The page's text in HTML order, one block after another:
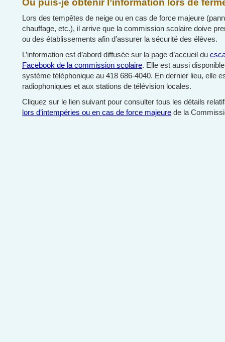
Où puis-je obtenir l’information lors de
Lors des tempêtes de neige ou en cas de force majeure
chauffage, etc.), il arrive que la commission scolaire doive
ou des établissements afin d’assurer la sécurité des élèves.
L’information est d’abord diffusée sur la page d’accueil du
Facebook de la commission scolaire. Elle est aussi
système téléphonique au 418 686-4040. En dernier lieu, elle
radiophoniques et aux stations de télévision locales.
Cliquez sur le lien suivant pour consulter tous les détails
lors d’intempéries ou en cas de force majeure de la